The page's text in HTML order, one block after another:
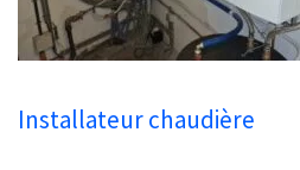
Installateur chaudière